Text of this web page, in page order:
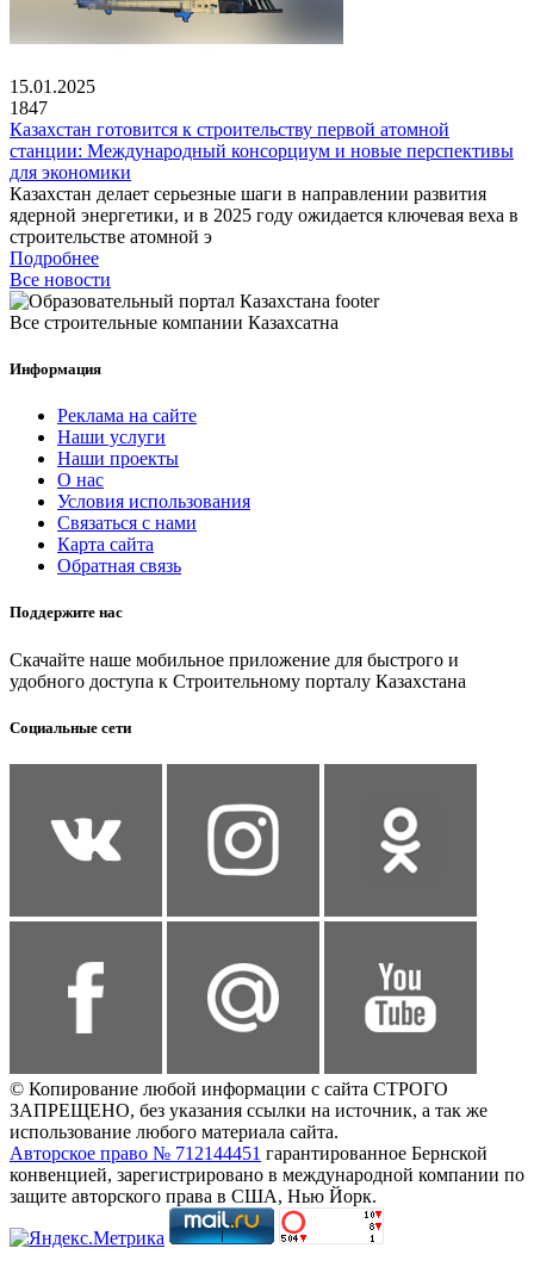
15.01.2025
1847
Казахстан готовится к строительству первой атомной
станции: Международный консорциум и новые перспективы
для экономики
Казахстан делает серьезные шаги в направлении развития
ядерной энергетики, и в 2025 году ожидается ключевая веха в
строительстве атомной э
Подробнее
Все новости
Все строительные компании Казахсатна
Информация
Реклама на сайте
Наши услуги
Наши проекты
О нас
Условия использования
Связаться с нами
Карта сайта
Обратная связь
Поддержите нас
Скачайте наше мобильное приложение для быстрого и
удобного доступа к Строительному порталу Казахстана
Социальные сети
© Копирование любой информации с сайта СТРОГО
ЗАПРЕЩЕНО, без указания ссылки на источник, а так же
использование любого материала сайта.
Авторское право № 712144451 гарантированное Бернской
конвенцией, зарегистрировано в международной компании по
защите авторского права в США, Нью Йорк.